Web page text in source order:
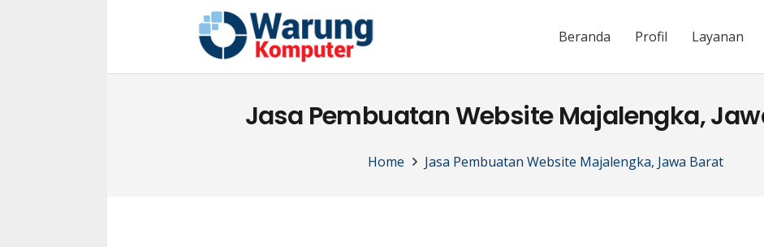
Beranda Profil Layanan
Jasa Pembuatan Website Majalengka,
Home Jasa Pembuatan Website Majalengka, Jawa Barat